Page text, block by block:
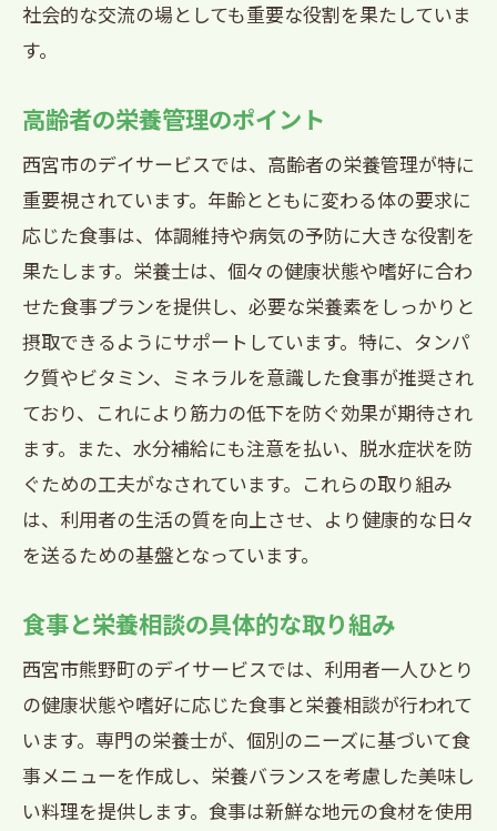
新鮮な食材が健康に与える影響
新鮮な食材を使った料理の魅力
デイサービスでリラックスできる食事時間熊
リラックスできる食事時間の工夫
熊野町デイサービスの食事環境
利用者が安心して食事を楽しむために
食事時間を楽しくするための取り組み
リラックスした雰囲気を作るための配慮
デイサービスでの食事時間の過ごし方
西宮市のデイサービスで安心できる個別対応
の食事と栄養相談
個別対応の食事提供の重要性
利用者の健康状態に合わせた食事管理
個別相談で健康をサポート
安心して食事を楽しむための取り組み
西宮市デイサービスの個別対応の実例
熊野町デイサービスの健康を支える食事提供
とその背景
社会的な交流の場としても重要な役割を果たしていま
す。
高齢者の栄養管理のポイント
西宮市のデイサービスでは、高齢者の栄養管理が特に
重要視されています。年齢とともに変わる体の要求に
応じた食事は、体調維持や病気の予防に大きな役割を
果たします。栄養士は、個々の健康状態や嗜好に合わ
せた食事プランを提供し、必要な栄養素をしっかりと
摂取できるようにサポートしています。特に、タンパ
ク質やビタミン、ミネラルを意識した食事が推奨され
ており、これにより筋力の低下を防ぐ効果が期待され
ます。また、水分補給にも注意を払い、脱水症状を防
ぐための工夫がなされています。これらの取り組み
は、利用者の生活の質を向上させ、より健康的な日々
を送るための基盤となっています。
食事と栄養相談の具体的な取り組み
西宮市熊野町のデイサービスでは、利用者一人ひとり
の健康状態や嗜好に応じた食事と栄養相談が行われて
います。専門の栄養士が、個別のニーズに基づいて食
事メニューを作成し、栄養バランスを考慮した美味し
い料理を提供します。食事は新鮮な地元の食材を使用